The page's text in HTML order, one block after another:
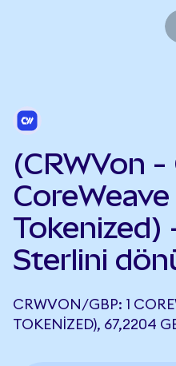
(CRWVon -
Tokenized)
Sterlini
CRWVON/GBP: 1
TOKENIZED), 67,2204